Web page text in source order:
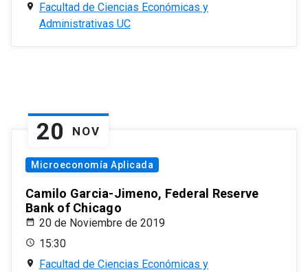
Facultad de Ciencias Económicas y
Administrativas UC
20 NOV
Microeconomía Aplicada
Camilo Garcia-Jimeno, Federal Reserve
Bank of Chicago
20 de Noviembre de 2019
15:30
Facultad de Ciencias Económicas y